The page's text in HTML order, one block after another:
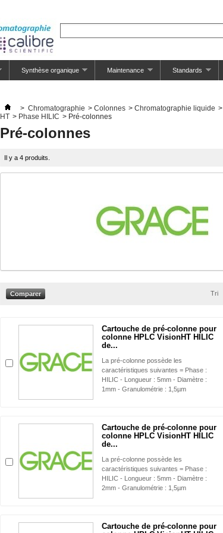
Synthèse organique Maintenance Standards
> Chromatographie > Colonnes > Chromatographie liquide >
HT > Phase HILIC > Pré-colonnes
Pré-colonnes
Il y a 4 produits.
Tri
Cartouche de pré-colonne pour
colonne HPLC VisionHT HILIC
de...
La pré-colonne possède les
caractéristiques suivantes = Phase :
HILIC - Longueur : 5mm - Diamètre :
1mm - Granulométrie : 1,5µm
Cartouche de pré-colonne pour
colonne HPLC VisionHT HILIC
de...
La pré-colonne possède les
caractéristiques suivantes = Phase :
HILIC - Longueur : 5mm - Diamètre :
2mm - Granulométrie : 1,5µm
Cartouche de pré-colonne pour